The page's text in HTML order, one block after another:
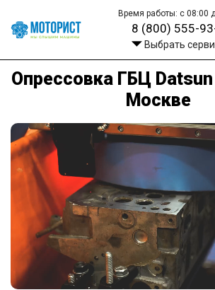
Время работы: с 08:00
8 (800) 555-
Выбрать
Опрессовка ГБЦ
Москве